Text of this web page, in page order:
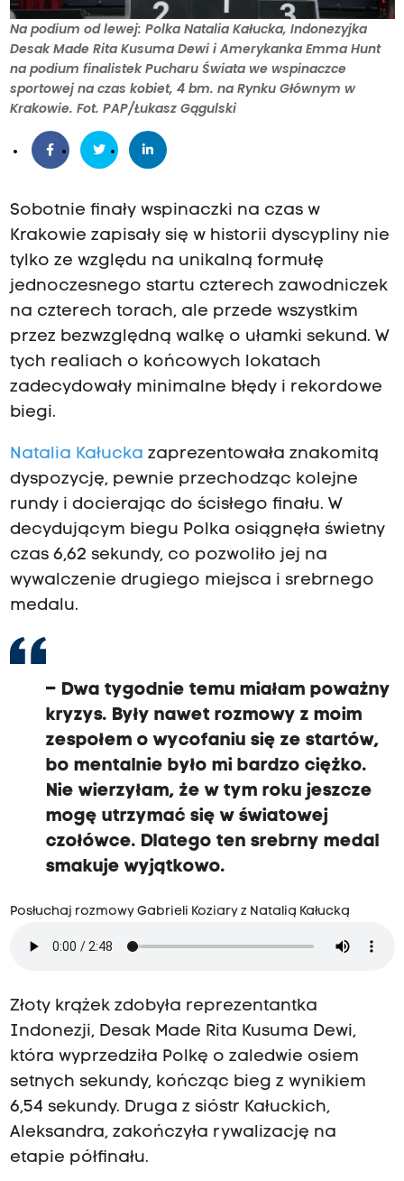
Na podium od lewej: Polka Natalia Kałucka, Indonezyjka
Desak Made Rita Kusuma Dewi i Amerykanka Emma Hunt
na podium finalistek Pucharu Świata we wspinaczce
sportowej na czas kobiet, 4 bm. na Rynku Głównym w
Krakowie. Fot. PAP/Łukasz Gągulski
Sobotnie finały wspinaczki na czas w
Krakowie zapisały się w historii dyscypliny nie
tylko ze względu na unikalną formułę
jednoczesnego startu czterech zawodniczek
na czterech torach, ale przede wszystkim
przez bezwzględną walkę o ułamki sekund. W
tych realiach o końcowych lokatach
zadecydowały minimalne błędy i rekordowe
biegi.
Natalia Kałucka zaprezentowała znakomitą
dyspozycję, pewnie przechodząc kolejne
rundy i docierając do ścisłego finału. W
decydującym biegu Polka osiągnęła świetny
czas 6,62 sekundy, co pozwoliło jej na
wywalczenie drugiego miejsca i srebrnego
medalu.
– Dwa tygodnie temu miałam poważny
kryzys. Były nawet rozmowy z moim
zespołem o wycofaniu się ze startów,
bo mentalnie było mi bardzo ciężko.
Nie wierzyłam, że w tym roku jeszcze
mogę utrzymać się w światowej
czołówce. Dlatego ten srebrny medal
smakuje wyjątkowo.
Posłuchaj rozmowy Gabrieli Koziary z Natalią Kałucką
Złoty krążek zdobyła reprezentantka
Indonezji, Desak Made Rita Kusuma Dewi,
która wyprzedziła Polkę o zaledwie osiem
setnych sekundy, kończąc bieg z wynikiem
6,54 sekundy. Druga z sióstr Kałuckich,
Aleksandra, zakończyła rywalizację na
etapie półfinału.